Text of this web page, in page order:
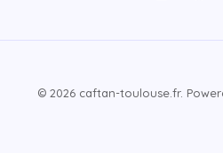
© 2026 caftan-toulouse.fr.